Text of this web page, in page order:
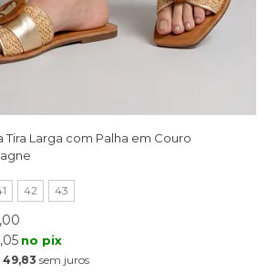
Tira Larga com Palha em Couro
42 43
no pix
49,83 sem juros